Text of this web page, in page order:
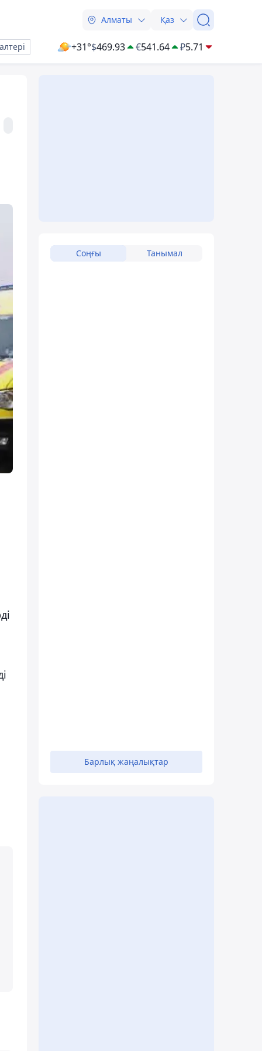
Алматы Қаз
+31°$469.93 €541.64 ₽5.71
Соңғы Танымал
Барлық жаңалықтар